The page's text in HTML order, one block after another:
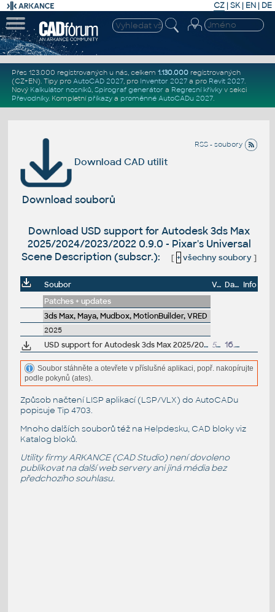
CZ | SK| EN | DE
Přes 123.000 registrovaných u nás, celkem 1.130.000registrovaných
(CZ+EN). Tipy pro AutoCAD 2027, pro Inventor 2027a pro Revit 2027.
Nový Kalkulátor nosníků, Spirograf generátor a Regresní křivkyv sekci
Převodníky. Kompletní příkazya proměnné AutoCADu 2027.
RSS - soubory
Download CAD utilit
Download souborů
Download USD support for Autodesk 3ds Max
2025/2024/2023/2022 0.9.0 - Pixar's Universal
Scene Description (subscr.):
[ + všechny soubory]
Soubor Velikost Datum Info
Patches + updates
3ds Max, Maya, Mudbox, MotionBuilder, VRED
2025
USD support for Autodesk 3ds Max 2025/2024/2023/2022 0.9.0 - Pixar's Universal Scene Description (subscr.) 59MB 16.10.2024
Soubor stáhněte a otevřete v příslušné aplikaci, popř. nakopírujte
podle pokynů (ates).
Způsob načtení LISP aplikací (LSP/VLX) do AutoCADu
popisuje Tip 4703.
Mnoho dalších souborů též na Helpdesku, CAD bloky viz
Katalog bloků.
Utility firmy ARKANCE (CAD Studio) není dovoleno
publikovat na další web servery ani jiná média bez
předchozího souhlasu.